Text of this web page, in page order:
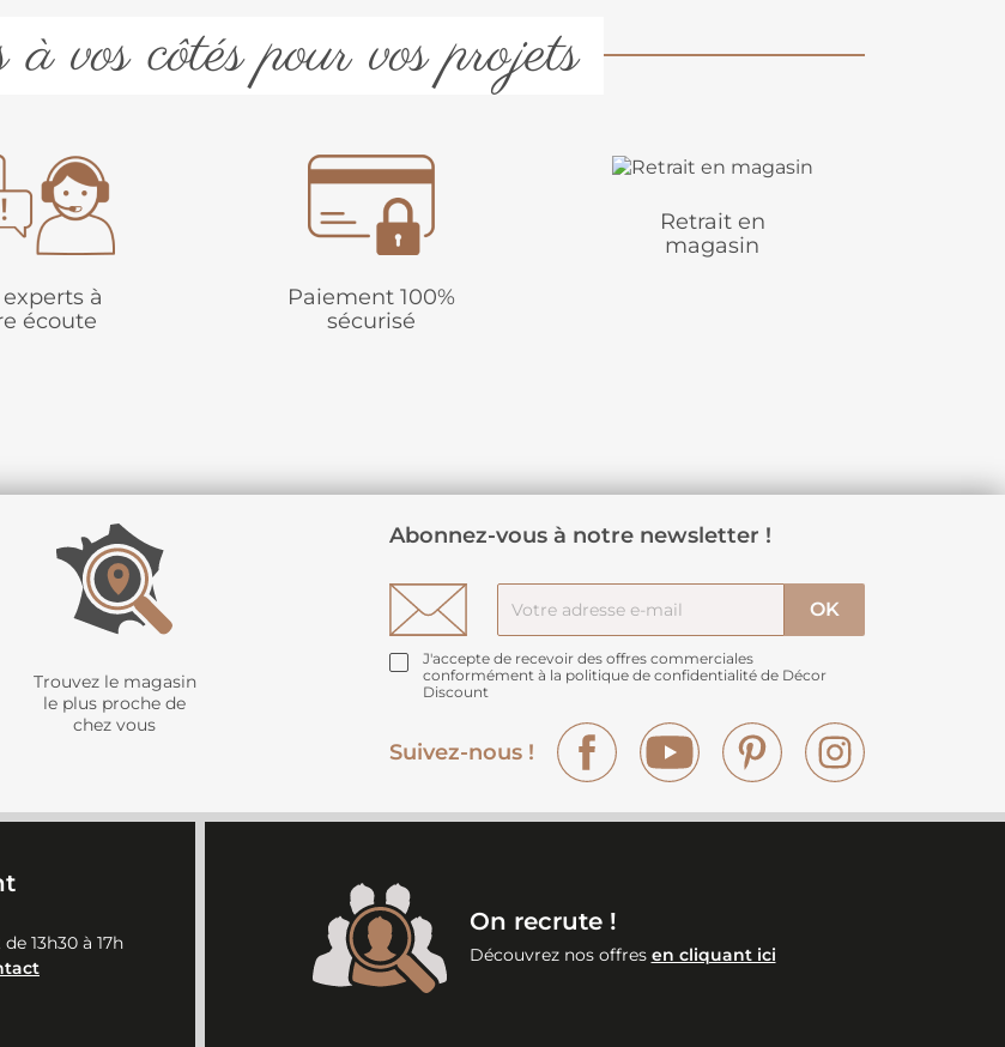
vos côtés pour vos projets
experts à
écoute
Paiement 100%
sécurisé
Retrait en
magasin
Trouvez le magasin
le plus proche de
chez vous
Abonnez-vous à notre newsletter !
J'accepte de recevoir des offres commerciales
conformément à la politique de confidentialité de Décor
Discount
Suivez-nous !
Facebook YouTube Pinterest
13h30 à 17h
On recrute !
Découvrez nos offres en cliquant ici